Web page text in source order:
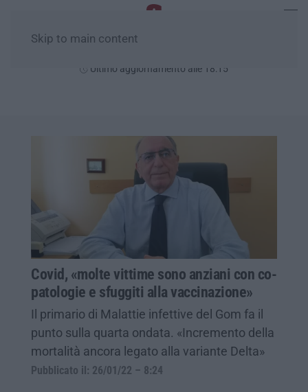
Skip to main content
Ultimo aggiornamento alle 18:15
Covid, «molte vittime sono anziani con co-
patologie e sfuggiti alla vaccinazione»
Il primario di Malattie infettive del Gom fa il
punto sulla quarta ondata. «Incremento della
mortalità ancora legato alla variante Delta»
Pubblicato il: 26/01/22 – 8:24